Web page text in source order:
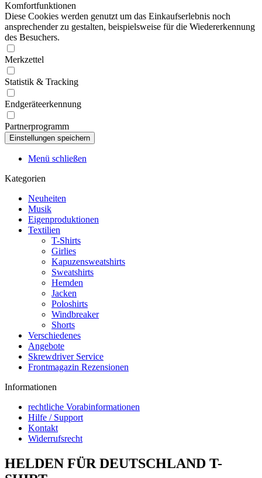
Komfortfunktionen
Diese Cookies werden genutzt um das Einkaufserlebnis noch
ansprechender zu gestalten, beispielsweise für die Wiedererkennung
des Besuchers.
Merkzettel
Statistik & Tracking
Endgeräteerkennung
Partnerprogramm
Menü schließen
Kategorien
Neuheiten
Musik
Eigenproduktionen
Textilien
T-Shirts
Girlies
Kapuzensweatshirts
Sweatshirts
Hemden
Jacken
Poloshirts
Windbreaker
Shorts
Verschiedenes
Angebote
Skrewdriver Service
Frontmagazin Rezensionen
Informationen
rechtliche Vorabinformationen
Hilfe / Support
Kontakt
Widerrufsrecht
HELDEN FÜR DEUTSCHLAND T-